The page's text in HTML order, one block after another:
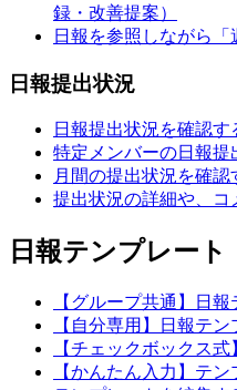
録・改善提案）
日報を参照しながら
日報提出状況
日報提出状況を確認す
特定メンバーの日報提
月間の提出状況を確認
提出状況の詳細や、コ
日報テンプレート
【グループ共通】日
【自分専用】日報テ
【チェックボックス
【かんたん入力】テ